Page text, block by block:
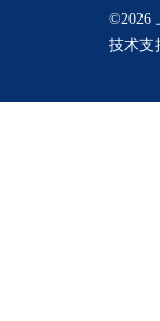
©2026
技术支